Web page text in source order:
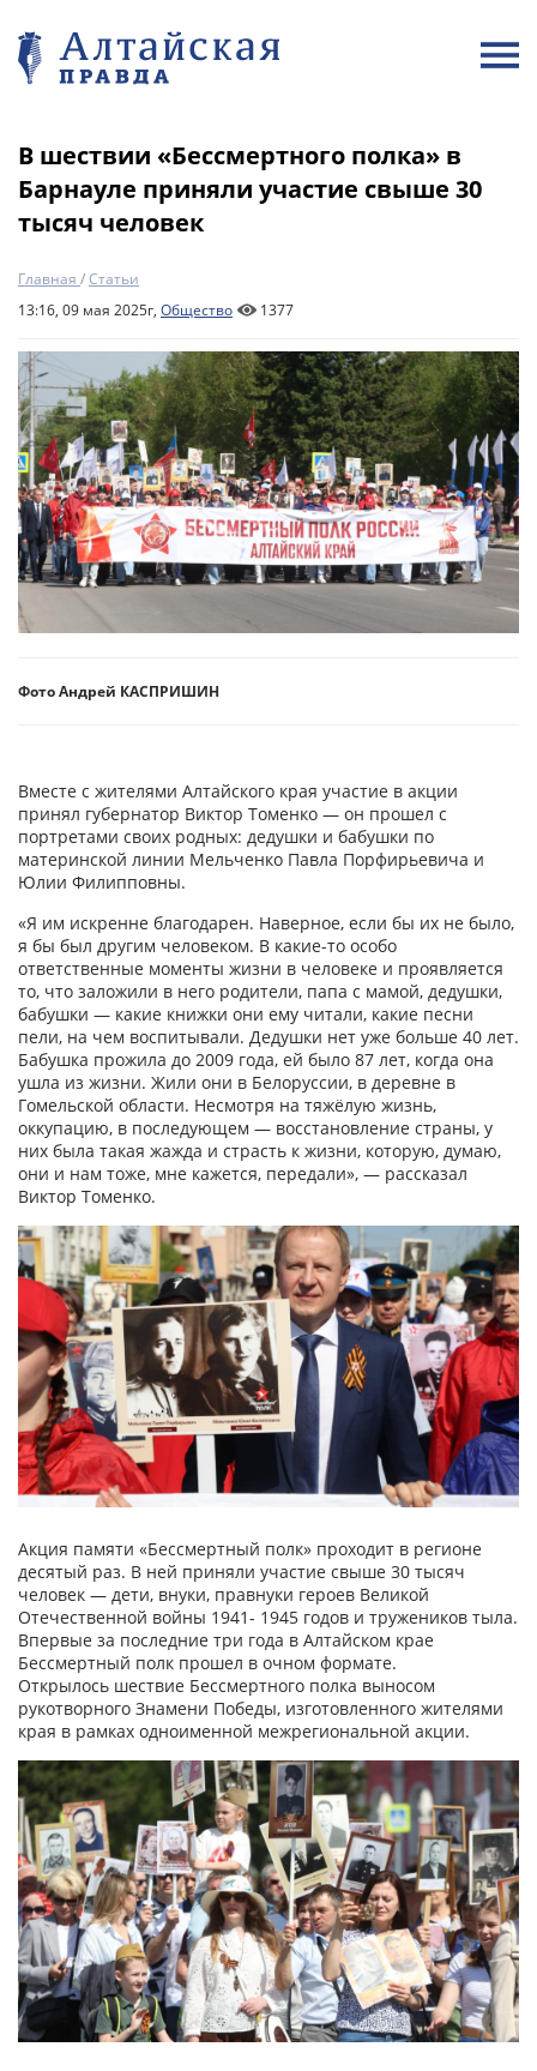
В шествии «Бессмертного полка» в
Барнауле приняли участие свыше 30
тысяч человек
Главная /Статьи
13:16, 09 мая 2025г, Общество 1377
Фото Андрей КАСПРИШИН
Вместе с жителями Алтайского края участие в акции
принял губернатор Виктор Томенко — он прошел с
портретами своих родных: дедушки и бабушки по
материнской линии Мельченко Павла Порфирьевича и
Юлии Филипповны.
«Я им искренне благодарен. Наверное, если бы их не было,
я бы был другим человеком. В какие-то особо
ответственные моменты жизни в человеке и проявляется
то, что заложили в него родители, папа с мамой, дедушки,
бабушки — какие книжки они ему читали, какие песни
пели, на чем воспитывали. Дедушки нет уже больше 40 лет.
Бабушка прожила до 2009 года, ей было 87 лет, когда она
ушла из жизни. Жили они в Белоруссии, в деревне в
Гомельской области. Несмотря на тяжёлую жизнь,
оккупацию, в последующем — восстановление страны, у
них была такая жажда и страсть к жизни, которую, думаю,
они и нам тоже, мне кажется, передали», — рассказал
Виктор Томенко.
Акция памяти «Бессмертный полк» проходит в регионе
десятый раз. В ней приняли участие свыше 30 тысяч
человек — дети, внуки, правнуки героев Великой
Отечественной войны 1941- 1945 годов и тружеников тыла.
Впервые за последние три года в Алтайском крае
Бессмертный полк прошел в очном формате.
Открылось шествие Бессмертного полка выносом
рукотворного Знамени Победы, изготовленного жителями
края в рамках одноименной межрегиональной акции.